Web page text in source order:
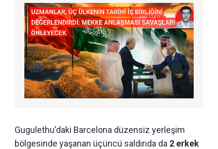
Gugulethu'daki Barcelona düzensiz yerleşim
bölgesinde yaşanan üçüncü saldırıda da 2 erkek